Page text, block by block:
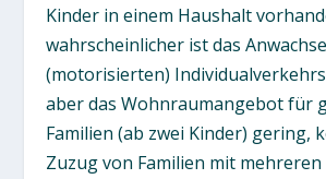
Kinder in einem Haushalt
wahrscheinlicher ist das
(motorisierten)
aber das Wohnraumangebot für
Familien (ab zwei Kinder) gering,
Zuzug von Familien mit